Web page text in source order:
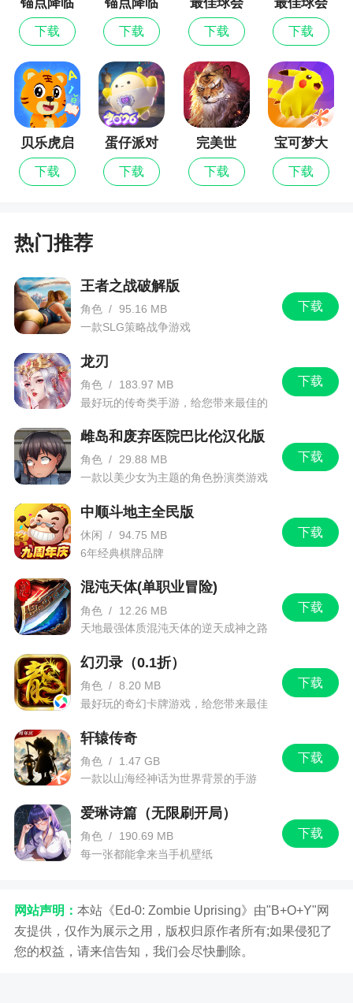
2、复古时尚的手机游戏风格，场景仍然十分的
精彩纷呈，灵便的比赛挑战，令人震撼人心不己
3、了解每一位英雄的属性和技能能够让你搭配
出更加完美的阵容
4、首先需要大家摸清楚各种英雄的属性，这样
用起来也会更加舒服
小编评价
1、相较于目前市面上主流的塔防手游而言，塔
防召唤师的地图要更小一些，这样会使得游戏中的
战局显得更加激烈而紧凑，另外一方面，这样的设
定会使得一些武将的大招技能可以覆盖更广的区
域，那么使用何种阵型来进行战斗，如何排兵布阵
活性最强的武将能够兼顾战局的方方面面，这些问
题就成了游戏独特的“策略性”体现，使得游戏在传统
塔防策略的基础上更上了一层楼，有了更多探索的
空间
2、打破了传统塔防手游中敌军固定行进路线的
呆板设定，游戏中随时随地都可能会有各种精英怪
物从次面八方直接扑来，而同时，玩家也可以根据
关卡的防守点位来调整武将的上阵位置，利用优势
武将和范围覆盖的强力技能来击退敌人，守卫河图
更新日志
新增春节限时运营活动
下载
九游版
下载
最新版
下载 下载
贝乐虎启
蒙
下载
蛋仔派对
下载
完美世
界：诸神
之战
下载
宝可梦大
集结
下载
热门推荐
下载
王者之战破解版
角色 / 95.16 MB
一款SLG策略战争游戏
下载
龙刃
角色 /
183.97 MB
最好玩的传奇类手游，给您带来最佳的
下载
雌岛和废弃医院巴比伦汉化版
角色 / 29.88 MB
一款以美少女为主题的角色扮演类游戏
下载
中顺斗地主全民版
休闲 / 94.75 MB
6年经典棋牌品牌
下载
混沌天体(单职业冒险)
角色 /
12.26 MB
天地最强体质混沌天体的逆天成神之路
下载
幻刃录（0.1折）
角色 / 8.20 MB
最好玩的奇幻卡牌游戏，给您带来最佳
下载
轩辕传奇
角色 /
1.47 GB
一款以山海经神话为世界背景的手游
下载
爱琳诗篇（无限刷开局）
角色 /
190.69 MB
每一张都能拿来当手机壁纸
网站声明： 本站《Ed-0: Zombie Uprising》由"B+O+Y"网
友提供，仅作为展示之用，版权归原作者所有;如果侵犯了
您的权益，请来信告知，我们会尽快删除。